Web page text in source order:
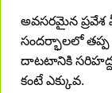
అవసరమైన ప్రవేశ
సందర్భాలలో తప్ప
దాటటానికి సరిహద్దు
కంటే ఎక్కువ.